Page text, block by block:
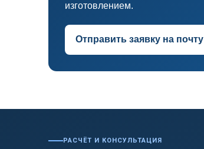
изготовлением.
Отправить заявку на почту
РАСЧЁТ И КОНСУЛЬТАЦИЯ